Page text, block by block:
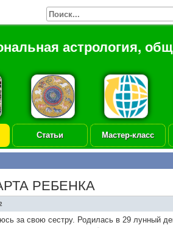
астрология,
Статьи Мастер-класс
РЕБЕНКА
за свою сестру. Родилась в 29 лунный